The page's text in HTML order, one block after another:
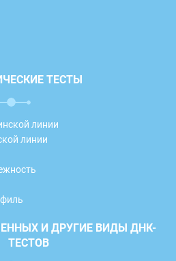
ТЕСТЫ
линии
линии
И ДРУГИЕ ВИДЫ ДНК-
ТЕСТОВ